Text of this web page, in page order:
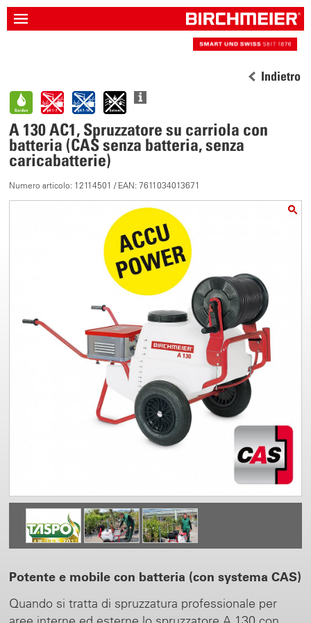
Indietro
A 130 AC1, Spruzzatore su carriola con
batteria (CAS senza batteria, senza
caricabatterie)
Numero articolo: 12114501 / EAN: 7611034013671
Potente e mobile con batteria (con systema CAS)
Quando si tratta di spruzzatura professionale per